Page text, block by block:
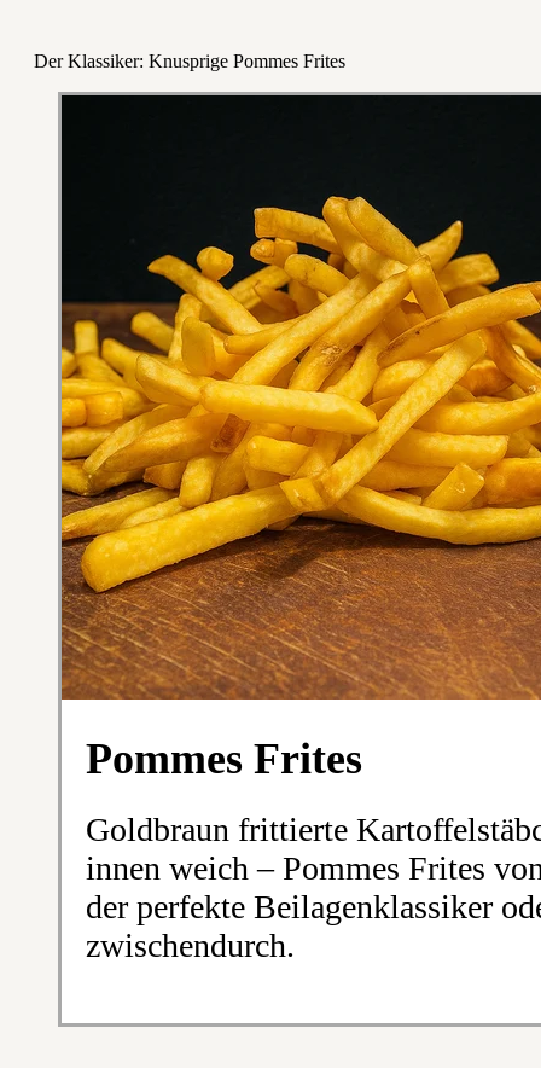
Der Klassiker: Knusprige Pommes Frites
Pommes Frites
Goldbraun frittierte
innen weich – Pommes Frites
der perfekte Beilagenklassiker
zwischendurch.